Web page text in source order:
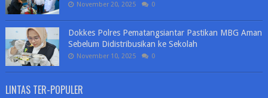
November 20, 2025 0
Dokkes Polres Pematangsiantar Pastikan MBG Aman
Sebelum Didistribusikan ke Sekolah
November 10, 2025 0
LINTAS TER-POPULER